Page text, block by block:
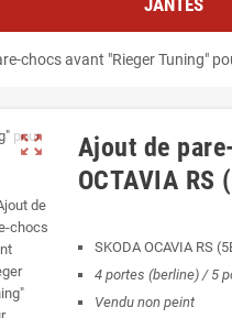
JANTES
chocs avant "Rieger Tuning"
zoom_out_map
Ajout de
OCTAVIA RS
SKODA OCAVIA RS
4 portes (berline) / 5
Vendu non peint